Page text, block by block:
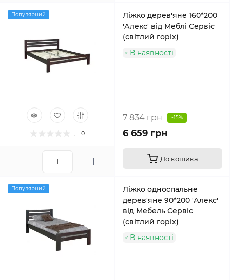
Популярний
0
Ліжко дерев'яне 160*200
'Алекс' від Меблі Сервіс
(світлий горіх)
В наявності
7 834 грн -15%
6 659 грн
До кошика
Популярний
Ліжко односпальне
дерев'яне 90*200 'Алекс'
від Мебель Сервіс
(світлий горіх)
В наявності